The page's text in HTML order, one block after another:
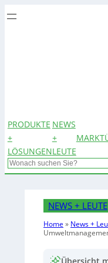
PRODUKTE
+
LÖSUNGEN
NEWS
+
LEUTE
Search
NEWS + LEUTE
Home » News +
Übersicht